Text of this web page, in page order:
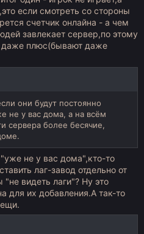
если смотреть со стороны
счетчик онлайна - а чем
завлекает сервер,по этому
даже плюс(бывают даже
они будут постоянно
не у вас дома, а на всём
сервера более бесячие,
не у вас дома",кто-то
лаг-завод отдельно от
"не видеть лаги"? Ну это
для их добавления.А так-то